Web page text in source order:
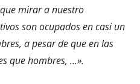
mirar a nuestro
son ocupados en casi un
a pesar de que en las
que hombres, ...».